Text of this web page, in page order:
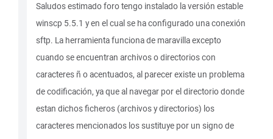
Saludos estimado foro tengo instalado la versión estable
winscp 5.5.1 y en el cual se ha configurado una conexión
sftp. La herramienta funciona de maravilla excepto
cuando se encuentran archivos o directorios con
caracteres ñ o acentuados, al parecer existe un problema
de codificación, ya que al navegar por el directorio donde
estan dichos ficheros (archivos y directorios) los
caracteres mencionados los sustituye por un signo de